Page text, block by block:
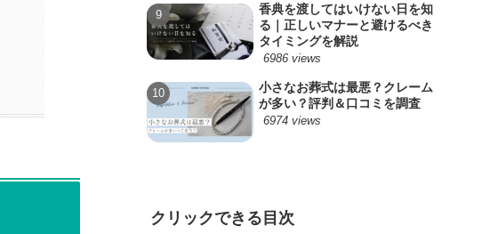
香典を渡してはいけない日を知
る｜正しいマナーと避けるべき
タイミングを解説
6986 views
小さなお葬式は最悪？クレーム
が多い？評判＆口コミを調査
6974 views
クリックできる目次